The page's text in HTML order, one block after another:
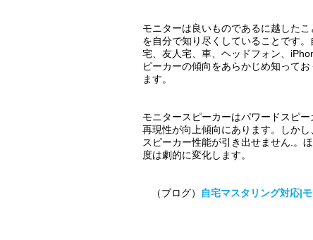
モニターは良いものであるに越した
を自分で知り尽くしていることです
宅、友人宅、車、ヘッドフォン、
ピーカーの傾向をあらかじめ知って
ます。
モニタースピーカーはパワードスピ
再現性が向上傾向にあります。しか
スピーカー性能が引き出せません. 。
度は劇的に変化します。
（ブログ） 自宅マスタリング対応|